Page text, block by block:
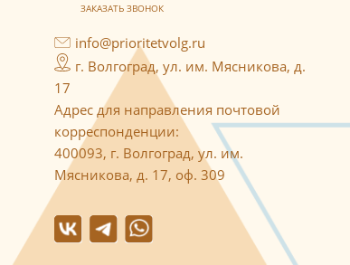
ЗАКАЗАТЬ ЗВОНОК
info@prioritetvolg.ru
г. Волгоград, ул. им. Мясникова, д.
17
Адрес для направления почтовой
корреспонденции:
400093, г. Волгоград, ул. им.
Мясникова, д. 17, оф. 309